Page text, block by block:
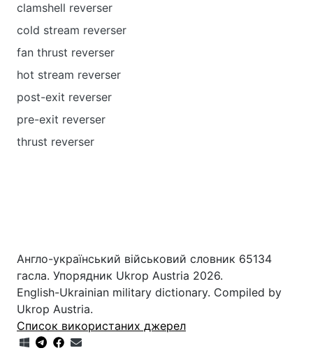
clamshell reverser
cold stream reverser
fan thrust reverser
hot stream reverser
post-exit reverser
pre-exit reverser
thrust reverser
Англо-український військовий словник 65134
гасла. Упорядник Ukrop Austria 2026.
English-Ukrainian military dictionary. Compiled by
Ukrop Austria.
Список використаних джерел